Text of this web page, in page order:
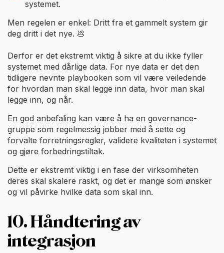
systemet.
Men regelen er enkel: Dritt fra et gammelt system gir
deg dritt i det nye. 💩
Derfor er det ekstremt viktig å sikre at du ikke fyller
systemet med dårlige data. For nye data er det den
tidligere nevnte playbooken som vil være veiledende
for hvordan man skal legge inn data, hvor man skal
legge inn, og når.
En god anbefaling kan være å ha en governance-
gruppe som regelmessig jobber med å sette og
forvalte forretningsregler, validere kvaliteten i systemet
og gjøre forbedringstiltak.
Dette er ekstremt viktig i en fase der virksomheten
deres skal skalere raskt, og det er mange som ønsker
og vil påvirke hvilke data som skal inn.
10. Håndtering av
integrasjon